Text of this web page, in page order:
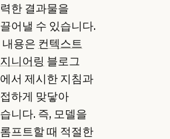
한 결과물을
어낼 수 있습니다.
내용은 컨텍스트
니어링 블로그
서 제시한 지침과
하게 맞닿아
니다. 즉, 모델을
프트할 때 적절한